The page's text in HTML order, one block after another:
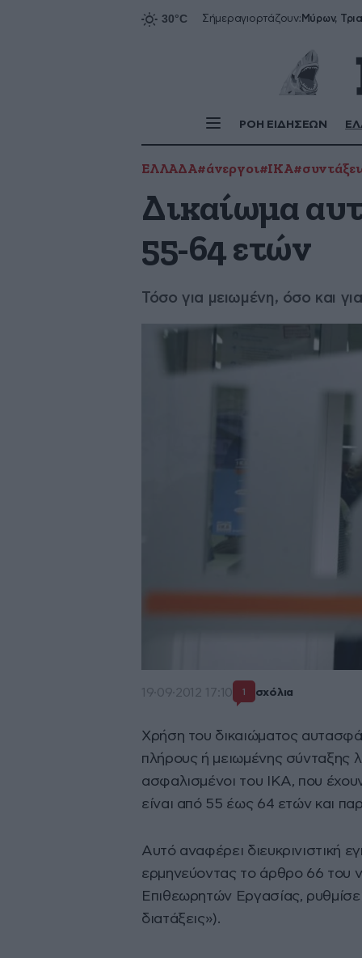
Σήμεραγιορτάζουν:
ΡΟΗ ΕΙΔΗΣΕΩΝ
ΕΛΛΑΔΑ#άνεργοι#ΙΚΑ
Δικαίωμα
55-64 ετών
Τόσο για μειωμένη, όσο και
19·09·2012 17:10 1 σχόλια
Χρήση του δικαιώματος
πλήρους ή μειωμένης σύνταξης
ασφαλισμένοι του ΙΚΑ, που
είναι από 55 έως 64 ετών και
Αυτό αναφέρει διευκρινιστική
ερμηνεύοντας το άρθρο 66
Επιθεωρητών Εργασίας,
διατάξεις»).